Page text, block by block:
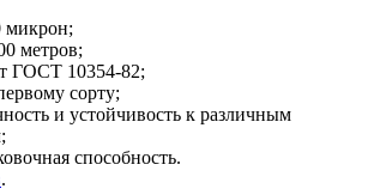
микрон;
метров;
ГОСТ 10354-82;
сорту;
и устойчивость к различным
способность.
.